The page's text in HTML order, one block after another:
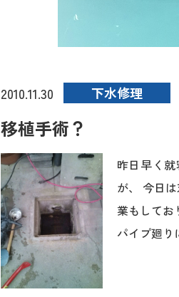
2010.11.30 下水修理
移植手術？
昨日早く
が、 今日
業もしてお
パイプ廻り